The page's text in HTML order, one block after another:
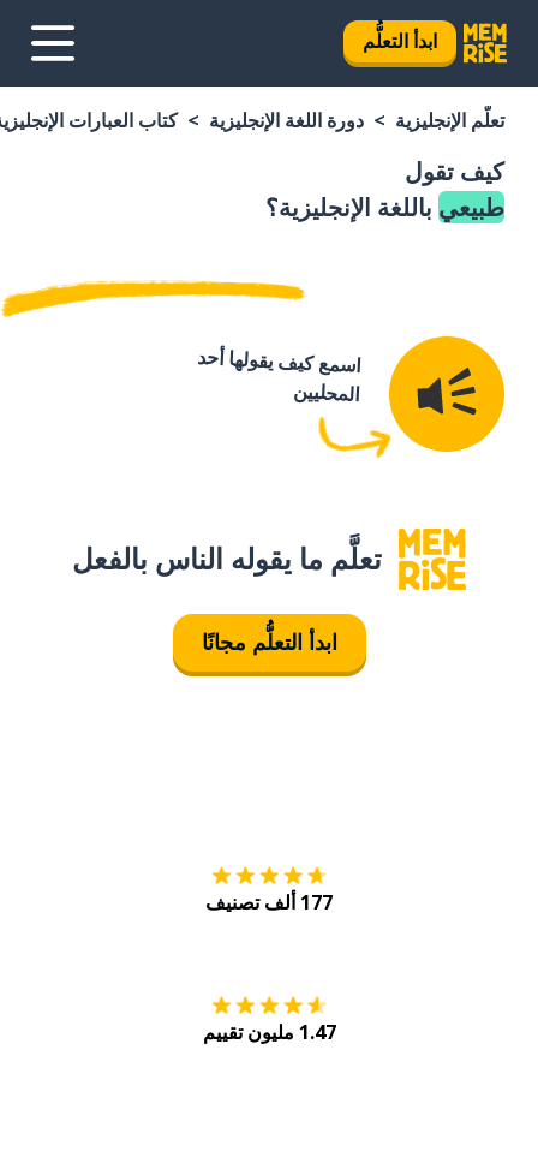
ابدأ التعلُّم
تعلَّم الإنجليزية دورة اللغة الإنجليزية كتاب العبارات
كيف تقول
طبيعي باللغة الإنجليزية؟
اسمع كيف يقولها أحد
المحليين
تعلَّم ما يقوله الناس بالفعل
ابدأ التعلُّم مجانًا
177 ألف تصنيف
1.47 مليون تقييم